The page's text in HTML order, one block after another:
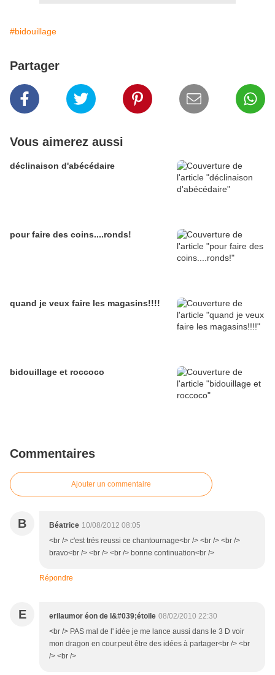
#bidouillage
Partager
Vous aimerez aussi
déclinaison d'abécédaire
pour faire des coins....ronds!
quand je veux faire les magasins!!!!
bidouillage et roccoco
Commentaires
Ajouter un commentaire
B Béatrice 10/08/2012 08:05
<br /> c'est trés reussi ce chantournage<br /> <br /> <br />
bravo<br /> <br /> <br /> bonne continuation<br />
Répondre
E erilaumor éon de l&#039;étoile 08/02/2010 22:30
<br /> PAS mal de l' idée je me lance aussi dans le 3 D voir
mon dragon en cour.peut être des idées à partager<br /> <br
/> <br />